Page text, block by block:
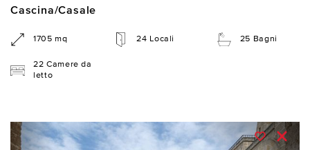
Cascina/Casale
1705 mq 24 Locali 25 Bagni
22 Camere da
letto